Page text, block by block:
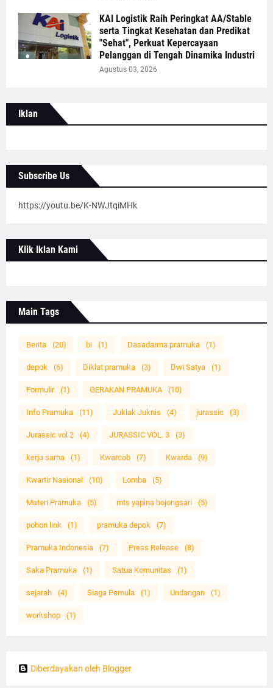
KAI Logistik Raih Peringkat AA/Stable
serta Tingkat Kesehatan dan Predikat
"Sehat", Perkuat Kepercayaan
Pelanggan di Tengah Dinamika Industri
Agustus 03, 2026
Iklan
Subscribe Us
https://youtu.be/K-NWJtqiMHk
Klik Iklan Kami
Main Tags
Berita (20) bi (1) Dasadarma pramuka (1)
depok (6) Diklat pramuka (3) Dwi Satya (1)
Formulir (1) GERAKAN PRAMUKA (10)
Info Pramuka (11) Juklak Juknis (4) jurassic (3)
Jurassic vol 2 (4) JURASSIC VOL. 3 (3)
kerja sama (1) Kwarcab (7) Kwarda (9)
Kwartir Nasional (10) Lomba (5)
Materi Pramuka (5) mts yapina bojongsari (5)
pohon link (1) pramuka depok (7)
Pramuka Indonesia (7) Press Release (8)
Saka Pramuka (1) Satua Komunitas (1)
sejarah (4) Siaga Pemula (1) Undangan (1)
workshop (1)
Diberdayakan oleh Blogger